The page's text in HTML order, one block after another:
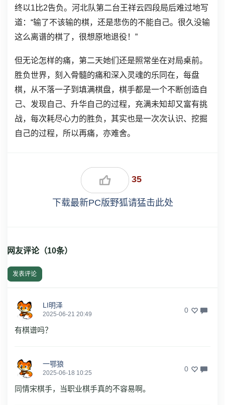
终以1比2告负。河北队第二台王祥云四段局后难过地写
道：“输了不该输的棋，还是悲伤的不能自己。很久没输
这么离谱的棋了，很想原地退役！”
但无论怎样的痛，第二天她们还是照常坐在对局桌前。
胜负世界，刻入骨髓的痛和深入灵魂的乐同在，每盘
棋，从不落一子到填满棋盘，棋手都是一个不断创造自
己、发现自己、升华自己的过程，充满未知却又富有挑
战，每次耗尽心力的胜负，其实也是一次次认识、挖掘
自己的过程，所以再痛，亦难舍。
35
下载最新PC版野狐请猛击此处
网友评论（10条）
发表评论
LI明泽
2025-06-21 20:49 0
有棋谱吗？
一鄂狼
2025-06-18 10:25 0
同情宋棋手，当职业棋手真的不容易啊。